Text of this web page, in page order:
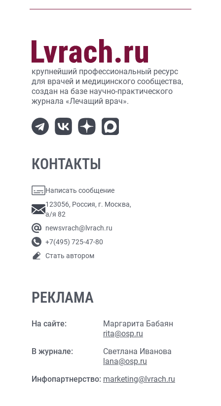
крупнейший профессиональный ресурс
для врачей и медицинского сообщества,
создан на базе научно-практического
журнала «Лечащий врач».
КОНТАКТЫ
Написать сообщение
123056, Россия, г. Москва,
а/я 82
newsvrach@lvrach.ru
+7(495) 725-47-80
Стать автором
РЕКЛАМА
На сайте:
Маргарита Бабаян
rita@osp.ru
В журнале:
Светлана Иванова
lana@osp.ru
Инфопартнерство: marketing@lvrach.ru